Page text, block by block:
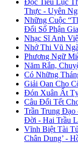
Thực - Uyên
Những Cuộc
Đổi Số Phận
Nhạc Sĩ Anh
Nhớ Thi Vũ
Phương Ngữ
Năm Rắn,
Có Những
Giải Oan Cho
Đón Xuân Ất
Câu Đối Tết
Trần Trung
Đời - Hai Trầu
Vĩnh Biệt Tài
Chân Dung’ -